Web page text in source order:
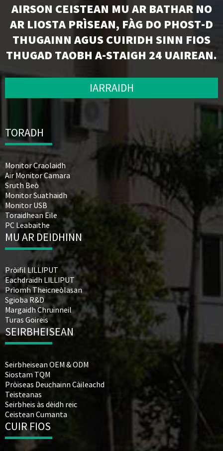
AIRSON CEISTEAN MU AR BATHAR NO
AR LIOSTA PRÌSEAN, FÀG DO PHOST-D
THUGAINN AGUS CUIRIDH SINN FIOS
THUGAD TAOBH A-STAIGH 24 UAIREAN.
IARRAIDH
TORADH
Monitor Craolaidh
Air Monitor Camara
Sruth Beò
Monitor Suathaidh
Monitor USB
Toraidhean Eile
PC Leabaithe
MU AR DEIDHINN
Pròifil LILLIPUT
Eachdraidh LILLIPUT
Prìomh Theicneòlasan
Sgioba R&D
Margaidh Chruinneil
Turas Goireis
SEIRBHEISEAN
Seirbheisean OEM & ODM
Siostam TQM
Pròiseas Deuchainn Càileachd
Teisteanas
Seirbheis às dèidh reic
Ceistean Cumanta
CUIR FIOS